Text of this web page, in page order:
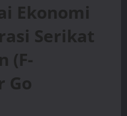
Ekonomi
Serikat
(F-
Go